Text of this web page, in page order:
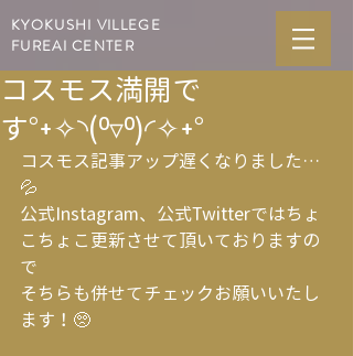
KYOKUSHI VILLEGE
FUREAI CENTER
コスモス満開で
す°˖✧◝(⁰▿⁰)◜✧˖°
コスモス記事アップ遅くなりました…
💦
公式Instagram、公式Twitterではちょ
こちょこ更新させて頂いておりますの
で
そちらも併せてチェックお願いいたし
ます！🥺